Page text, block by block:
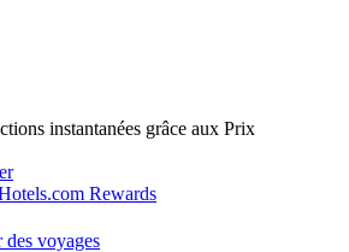
instantanées grâce aux Prix
Rewards
des voyages